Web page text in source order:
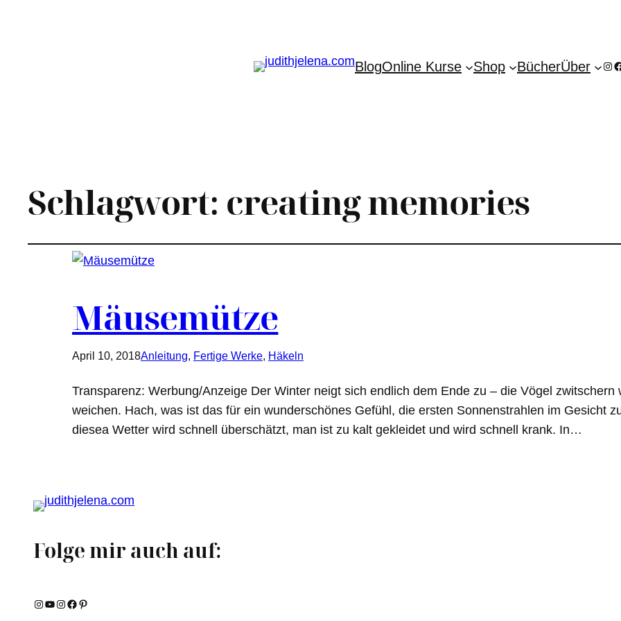
BlogOnline Kurse Shop BücherÜber
Schlagwort: creating memories
Mäusemütze
April 10, 2018Anleitung, Fertige Werke, Häkeln
Transparenz: Werbung/Anzeige Der Winter neigt sich endlich dem Ende zu – die Vögel
weichen. Hach, was ist das für ein wunderschönes Gefühl, die ersten Sonnenstrahlen im Gesicht
diesea Wetter wird schnell überschätzt, man ist zu kalt gekleidet und wird schnell krank. In…
Folge mir auch auf:
Instagram YouTube Instagram Facebook Pinterest